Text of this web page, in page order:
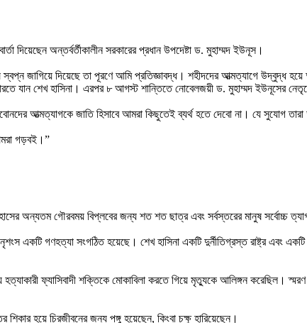
দিয়েছেন অন্তর্বর্তীকালীন সরকারের প্রধান উপদেষ্টা ড. মুহাম্মদ ইউনূস।
স্বপ্ন জাগিয়ে দিয়েছে তা পূরণে আমি প্রতিজ্ঞাবদ্ধ। শহীদদের আত্মত্যাগে
যান শেখ হাসিনা। এরপর ৮ আগস্ট শান্তিতে নোবেলজয়ী ড. মুহাম্মদ ইউনূসের
আত্মত্যাগকে জাতি হিসাবে আমরা কিছুতেই ব্যর্থ হতে দেবো না। যে সুযোগ
গড়বই।”
অন্যতম গৌরবময় বিপ্লবের জন্য শত শত ছাত্র এবং সর্বস্তরের মানুষ সর্বোচ্চ
একটি গণহত্যা সংগঠিত হয়েছে। শেখ হাসিনা একটি দুর্নীতিগ্রস্ত রাষ্ট্র এবং
ফ্যাসিবাদী শক্তিকে মোকাবিলা করতে গিয়ে মৃত্যুকে আলিঙ্গন করেছিল।
হয়ে চিরজীবনের জন্য পঙ্গু হয়েছেন, কিংবা চক্ষু হারিয়েছেন।